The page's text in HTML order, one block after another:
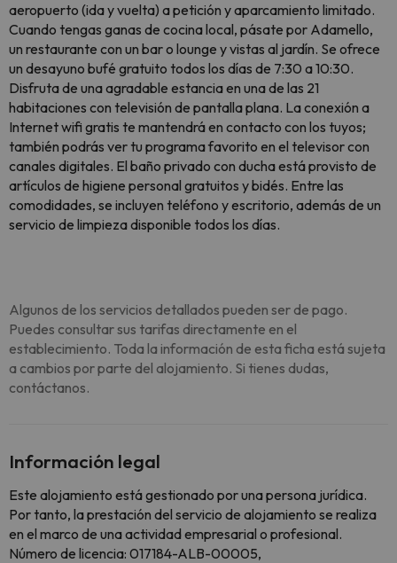
aeropuerto (ida y vuelta) a petición y aparcamiento limitado.
Cuando tengas ganas de cocina local, pásate por Adamello,
un restaurante con un bar o lounge y vistas al jardín. Se ofrece
un desayuno bufé gratuito todos los días de 7:30 a 10:30.
Disfruta de una agradable estancia en una de las 21
habitaciones con televisión de pantalla plana. La conexión a
Internet wifi gratis te mantendrá en contacto con los tuyos;
también podrás ver tu programa favorito en el televisor con
canales digitales. El baño privado con ducha está provisto de
artículos de higiene personal gratuitos y bidés. Entre las
comodidades, se incluyen teléfono y escritorio, además de un
servicio de limpieza disponible todos los días.
Algunos de los servicios detallados pueden ser de pago.
Puedes consultar sus tarifas directamente en el
establecimiento. Toda la información de esta ficha está sujeta
a cambios por parte del alojamiento. Si tienes dudas,
contáctanos.
Información legal
Este alojamiento está gestionado por una persona jurídica.
Por tanto, la prestación del servicio de alojamiento se realiza
en el marco de una actividad empresarial o profesional.
Número de licencia: 017184-ALB-00005,